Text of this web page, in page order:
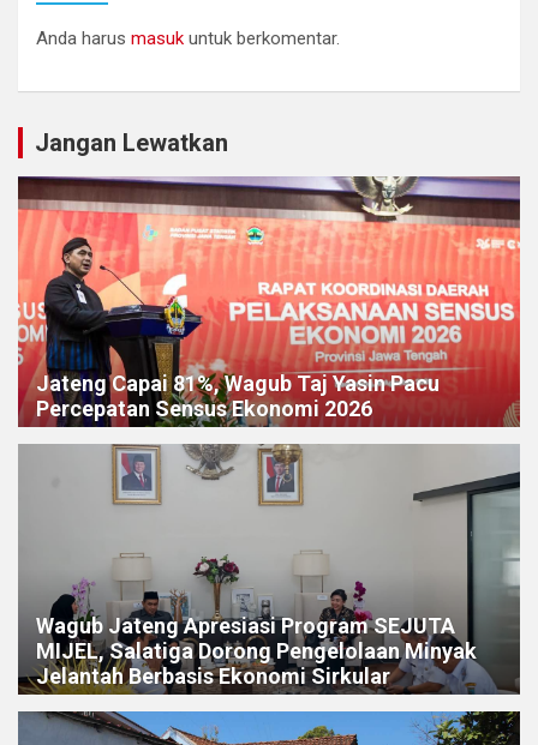
Anda harus masuk untuk berkomentar.
Jangan Lewatkan
Jateng Capai 81%, Wagub Taj Yasin Pacu
Percepatan Sensus Ekonomi 2026
Wagub Jateng Apresiasi Program SEJUTA
MIJEL, Salatiga Dorong Pengelolaan Minyak
Jelantah Berbasis Ekonomi Sirkular